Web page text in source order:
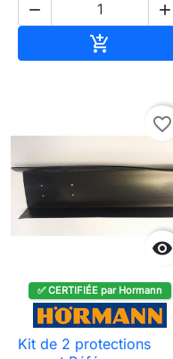
 


favorite_border
✅ CERTIFIÉE par Hormann
Kit de 2 protections